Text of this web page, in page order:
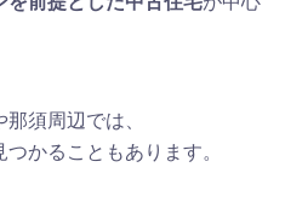
須周辺では、
かることもあります。